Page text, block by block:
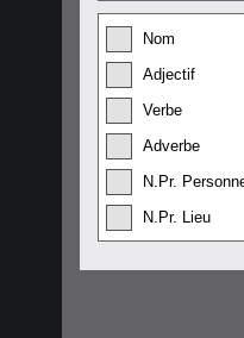
Nom
Adjectif
Verbe
Adverbe
N.Pr.
N.Pr. Lieu